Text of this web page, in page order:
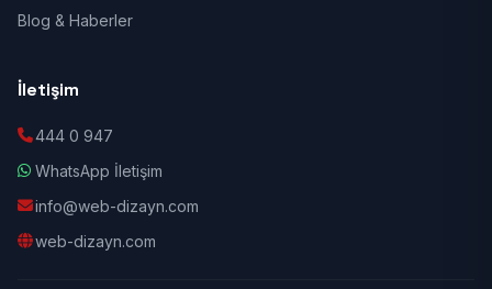
Blog & Haberler
İletişim
444 0 947
WhatsApp İletişim
info@web-dizayn.com
web-dizayn.com